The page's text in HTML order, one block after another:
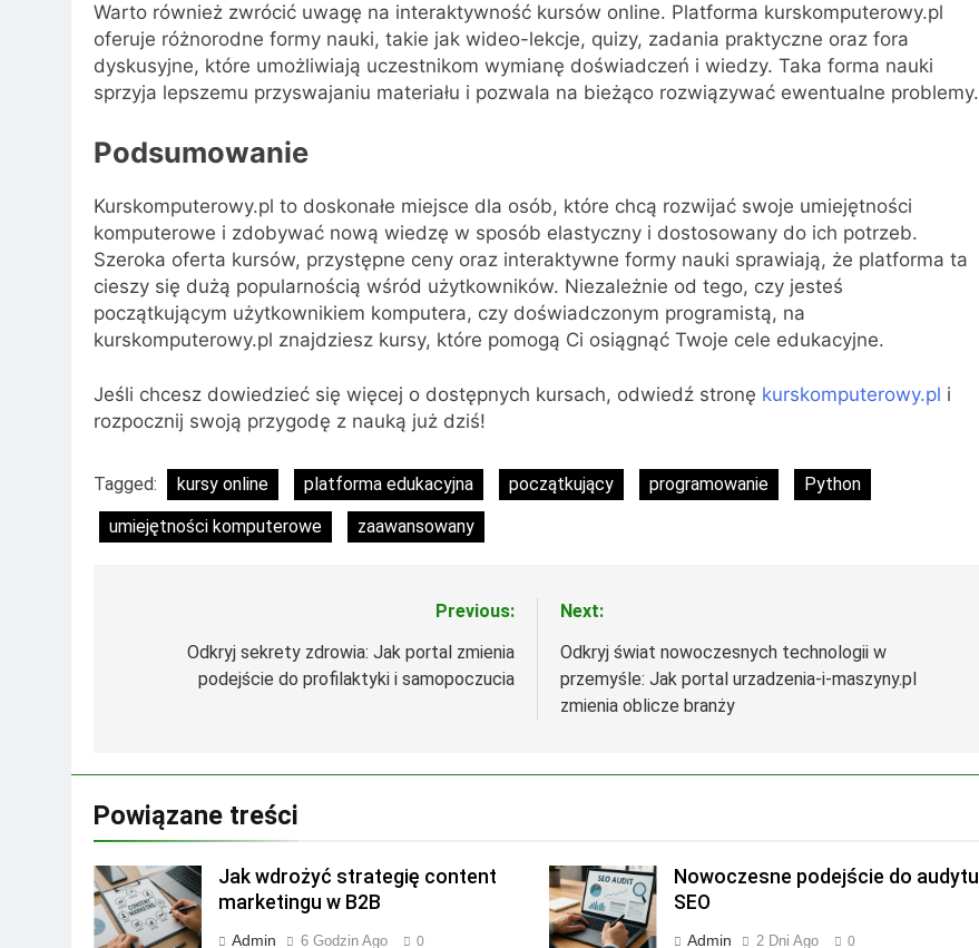
Warto również zwrócić uwagę na interaktywność kursów online. Platforma kurskomputerowy.pl
oferuje różnorodne formy nauki, takie jak wideo-lekcje, quizy, zadania praktyczne oraz fora
dyskusyjne, które umożliwiają uczestnikom wymianę doświadczeń i wiedzy. Taka forma nauki
sprzyja lepszemu przyswajaniu materiału i pozwala na bieżąco rozwiązywać ewentualne problemy.
Podsumowanie
Kurskomputerowy.pl to doskonałe miejsce dla osób, które chcą rozwijać swoje umiejętności
komputerowe i zdobywać nową wiedzę w sposób elastyczny i dostosowany do ich potrzeb.
Szeroka oferta kursów, przystępne ceny oraz interaktywne formy nauki sprawiają, że platforma ta
cieszy się dużą popularnością wśród użytkowników. Niezależnie od tego, czy jesteś
początkującym użytkownikiem komputera, czy doświadczonym programistą, na
kurskomputerowy.pl znajdziesz kursy, które pomogą Ci osiągnąć Twoje cele edukacyjne.
Jeśli chcesz dowiedzieć się więcej o dostępnych kursach, odwiedź stronę kurskomputerowy.pl i
rozpocznij swoją przygodę z nauką już dziś!
Tagged: kursy online platforma edukacyjna początkujący programowanie
Python
umiejętności komputerowe
zaawansowany
Previous:
Odkryj sekrety zdrowia: Jak portal zmienia
podejście do profilaktyki i samopoczucia
Next:
Odkryj świat nowoczesnych technologii w
przemyśle: Jak portal urzadzenia-i-maszyny.pl
zmienia oblicze branży
Powiązane treści
Jak wdrożyć strategię content
marketingu w B2B
Admin 6 Godzin Ago 0
Nowoczesne podejście do audytu
SEO
Admin 2 Dni Ago 0